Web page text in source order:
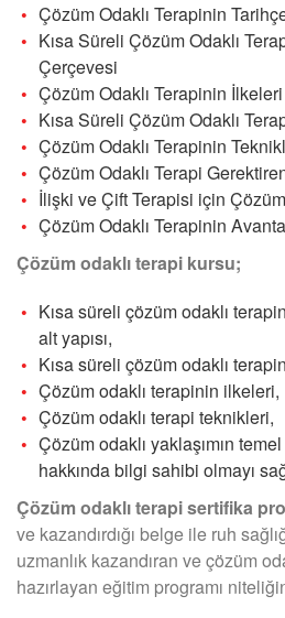
Çözüm Odaklı Terapinin
Kısa Süreli Çözüm Odaklı
Çerçevesi
Çözüm Odaklı Terapinin İlkeleri
Kısa Süreli Çözüm Odaklı
Çözüm Odaklı Terapinin
Çözüm Odaklı Terapi
İlişki ve Çift Terapisi için Çözüm
Çözüm Odaklı Terapinin
Çözüm odaklı terapi kursu;
Kısa süreli çözüm odaklı
alt yapısı,
Kısa süreli çözüm odaklı
Çözüm odaklı terapinin ilkeleri,
Çözüm odaklı terapi teknikleri,
Çözüm odaklı yaklaşımın
hakkında bilgi sahibi olmayı
Çözüm odaklı terapi sertifika
ve kazandırdığı belge ile ruh
uzmanlık kazandıran ve çözüm
hazırlayan eğitim programı